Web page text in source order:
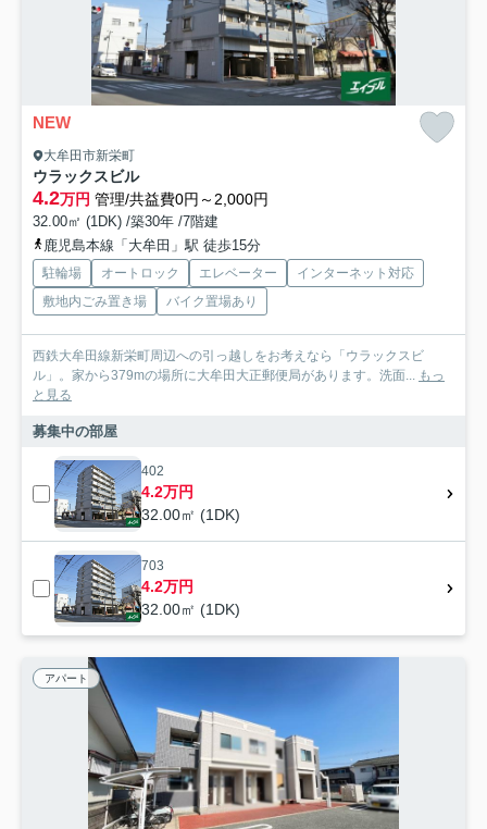
NEW
大牟田市新栄町
ウラックスビル
4.2万円 管理/共益費0円～2,000円
32.00㎡ (1DK) /築30年 /7階建
鹿児島本線「大牟田」駅 徒歩15分
駐輪場 オートロック エレベーター
インターネット対応
敷地内ごみ置き場
バイク置場あり
西鉄大牟田線新栄町周辺への引っ越しをお考えなら「ウラックスビ
ル」。家から379mの場所に大牟田大正郵便局があります。洗面... もっ
と見る
募集中の部屋
402
4.2万円
32.00㎡ (1DK)
703
4.2万円
32.00㎡ (1DK)
アパート